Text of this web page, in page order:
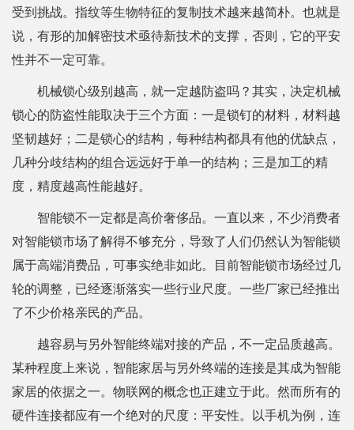
受到挑战。指纹等生物特征的复制技术越来越简朴。也就是
说，有形的加解密技术亟待新技术的支撑，否则，它的平安
性并不一定可靠。
机械锁心级别越高，就一定越防盗吗？其实，决定机械
锁心的防盗性能取决于三个方面：一是锁钉的材料，材料越
坚韧越好；二是锁心的结构，每种结构都具有他的优缺点，
几种分歧结构的组合远远好于单一的结构；三是加工的精
度，精度越高性能越好。
智能锁不一定都是高价奢侈品。一直以来，不少消费者
对智能锁市场了解得不够充分，导致了人们仍然认为智能锁
属于高端消费品，可事实绝非如此。目前智能锁市场经过几
轮的调整，已经逐渐落实一些行业尺度。一些厂家已经推出
了不少价格亲民的产品。
越容易与另外智能终端对接的产品，不一定品质越高。
某种程度上来说，智能家居与另外终端的连接是其成为智能
家居的依据之一。物联网的概念也正建立于此。然而所有的
硬件连接都应有一个绝对的尺度：平安性。以手机为例，连